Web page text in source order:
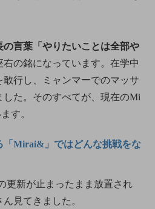
の言葉「やりたいことは全部や
右の銘になっています。在学中
行し、ミャンマーでのマッサ
た。そのすべてが、現在のMi
す。
Mirai&」ではどんな挑戦をな
更新が止まったまま放置され
見てきました。